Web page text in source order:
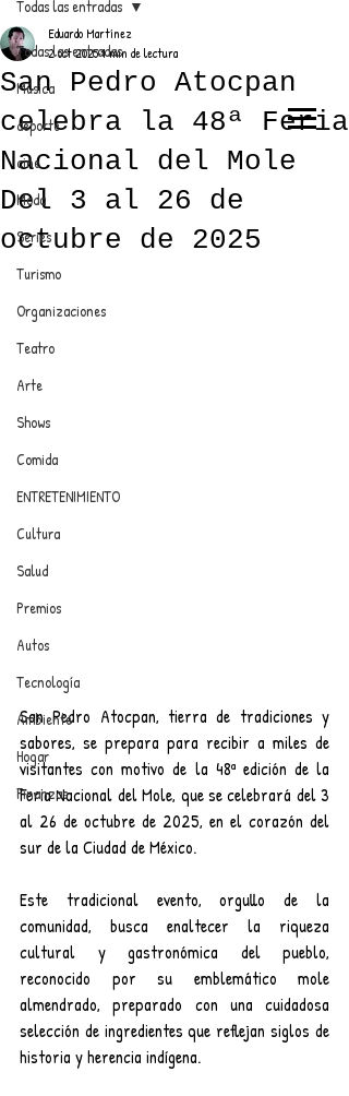
ANUNCIATE CON NOSOTROS
PARA MÁS INFORMACIÓN:
dinamicaseltrendytop@gmail.com
EL TRENDY TOP
CON EDDY MARTINEZ
Todas las entradas
Música
deporte
cine
Moda
Series
Turismo
Organizaciones
Teatro
Arte
Shows
Comida
ENTRETENIMIENTO
Cultura
Salud
Premios
Autos
Tecnología
Ambiente
Hogar
Finanzas
Todas las entradas
San Pedro Atocpan
celebra la 48ª Feria
Nacional del Mole
Del 3 al 26 de
octubre de 2025
Eduardo Martínez
2 oct 20251 min de lectura
San Pedro Atocpan, tierra de tradiciones y
sabores, se prepara para recibir a miles de
visitantes con motivo de la 48ª edición de la
Feria Nacional del Mole, que se celebrará del 3
al 26 de octubre de 2025, en el corazón del
sur de la Ciudad de México.
Este tradicional evento, orgullo de la
comunidad, busca enaltecer la riqueza
cultural y gastronómica del pueblo,
reconocido por su emblemático mole
almendrado, preparado con una cuidadosa
selección de ingredientes que reflejan siglos de
historia y herencia indígena.